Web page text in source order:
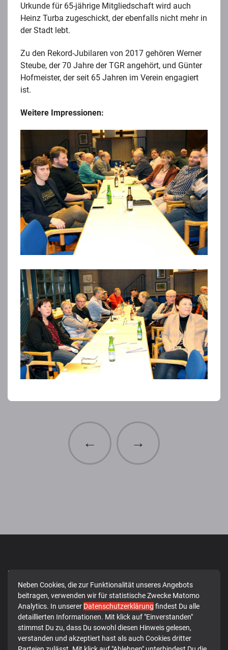
Neben Cookies, die zur Funktionalität unseres Angebots
beitragen, verwenden wir für statistische Zwecke Matomo
Analytics. In unserer Datenschutzerklärung findest Du alle
detaillierten Informationen. Mit klick auf "Einverstanden"
stimmst Du zu, dass Du sowohl diesen Hinweis gelesen,
verstanden und akzeptiert hast als auch Cookies dritter
Urkunde für 65-jährige Mitgliedschaft wird auch
Heinz Turba zugeschickt, der ebenfalls nicht mehr in
der Stadt lebt.
Zu den Rekord-Jubilaren von 2017 gehören Werner
Steube, der 70 Jahre der TGR angehört, und Günter
Hofmeister, der seit 65 Jahren im Verein engagiert
ist.
Weitere Impressionen:
← →
Kontakt
Turngemeinde 1849
Rotenburg an der Fulda e.V.
Beethovenstr. 42
36199 Rotenburg a. d. Fulda
vorstand@tg-rotenburg.de